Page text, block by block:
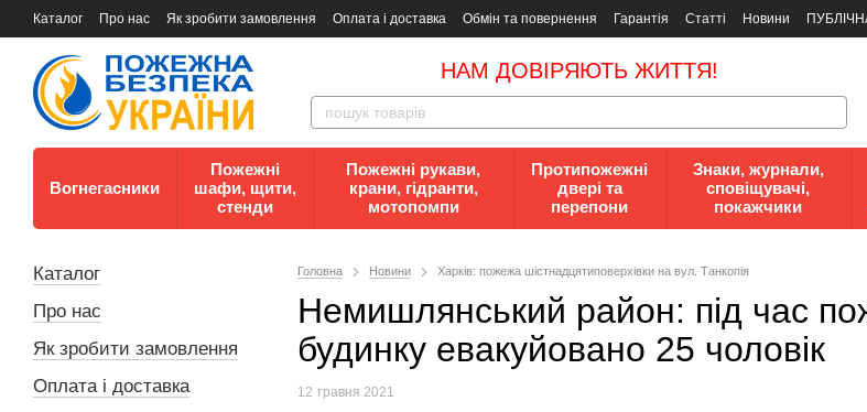
Каталог Про нас Як зробити замовлення Оплата і доставка Обмін та повернення Гарантія Статті Новини
Документи
Контакти Документи з пожежної безпеки
НАМ ДОВІРЯЮТЬ ЖИТТЯ!
Вогнегасники
Пожежні
шафи, щити,
стенди
Пожежні рукави,
крани, гідранти,
мотопомпи
Протипожежні
двері та
перепони
Знаки, журнали,
сповіщувачі,
покажчики
Головна Новини Харків: пожежа шістнадцятиповерхівки на вул. Танкопія
Немишлянський район: під час
будинку евакуйовано 25 чоловік
12 травня 2021
Каталог
Про нас
Як зробити замовлення
Оплата і доставка